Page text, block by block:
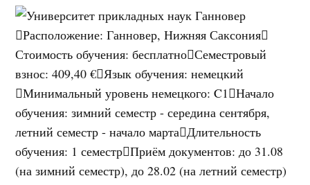
Расположение:Ганновер, Нижняя Саксония
Стоимость обучения:бесплатно Семестровый
взнос:409,40 € Язык обучения:немецкий
Минимальный уровень немецкого:C1 Начало
обучения:зимний семестр - середина сентября,
летний семестр - начало марта Длительность
обучения: 1 семестр Приём документов:до 31.08
(на зимний семестр), до 28.02 (на летний семестр)